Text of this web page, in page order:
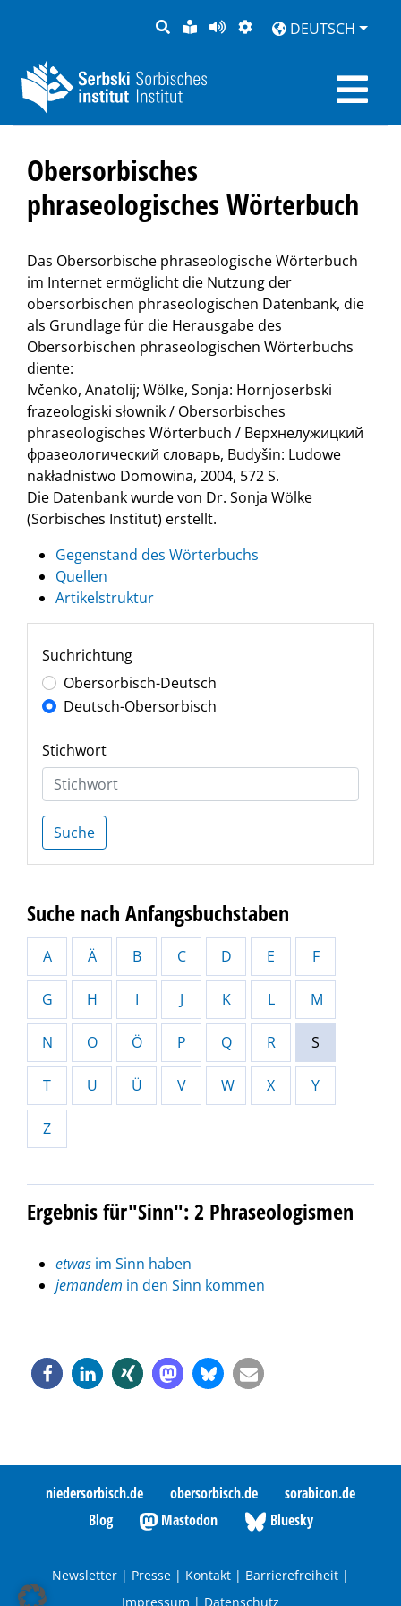
SUCHELEICHTE
SPRACHE
SEITEDARSTELLUNG
DEUTSCH
Obersorbisches
phraseologisches Wörterbuch
Das Obersorbische phraseologische Wörterbuch
im Internet ermöglicht die Nutzung der
obersorbischen phraseologischen Datenbank, die
als Grundlage für die Herausgabe des
Obersorbischen phraseologischen Wörterbuchs
diente:
Ivčenko, Anatolij; Wölke, Sonja: Hornjoserbski
frazeologiski słownik / Obersorbisches
phraseologisches Wörterbuch / Верхнелужицкий
фразеологический словарь, Budyšin: Ludowe
nakładnistwo Domowina, 2004, 572 S.
Die Datenbank wurde von Dr. Sonja Wölke
(Sorbisches Institut) erstellt.
Gegenstand des Wörterbuchs
Quellen
Artikelstruktur
Suchrichtung
Obersorbisch-Deutsch
Deutsch-Obersorbisch
Stichwort
Suche
Suche nach Anfangsbuchstaben
A Ä B C D E F
G H I J K L M
N O Ö P Q R S
T U Ü V W X Y
Z
Ergebnis für"Sinn": 2 Phraseologismen
etwas im Sinn haben
jemandem in den Sinn kommen
niedersorbisch.de obersorbisch.de
sorabicon.de
Blog
Mastodon Bluesky
Newsletter | Presse | Kontakt | Barrierefreiheit |
Impressum | Datenschutz